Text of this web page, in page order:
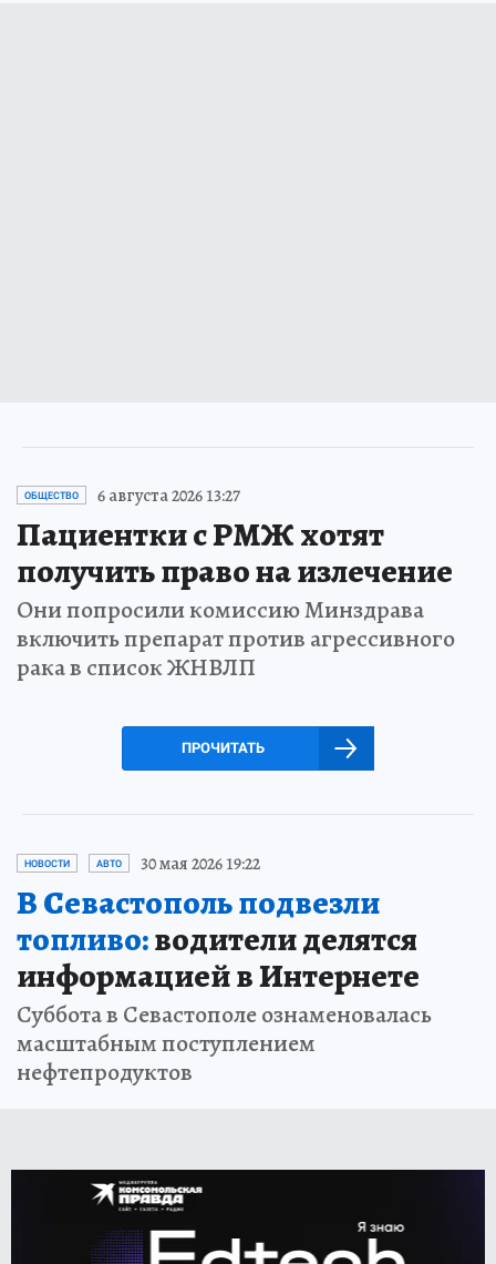
ОБЩЕСТВО 6 августа 2026 13:27
Пациентки с РМЖ хотят
получить право на излечение
Они попросили комиссию Минздрава
включить препарат против агрессивного
рака в список ЖНВЛП
ПРОЧИТАТЬ
НОВОСТИ АВТО 30 мая 2026 19:22
В Севастополь подвезли
топливо:водители делятся
информацией в Интернете
Суббота в Севастополе ознаменовалась
масштабным поступлением
нефтепродуктов